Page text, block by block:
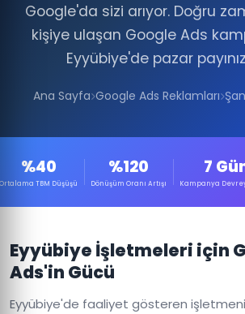
Google'da sizi arıyor. Doğru
kişiye ulaşan Google Ads
Eyyübiye'de pazar
Ana Sayfa Google Ads Reklamları
%40
Ortalama TBM Düşüşü
%120
Dönüşüm Oranı Artışı
7
Kampanya
Eyyübiye İşletmeleri için
Ads'in Gücü
Eyyübiye'de faaliyet gösteren